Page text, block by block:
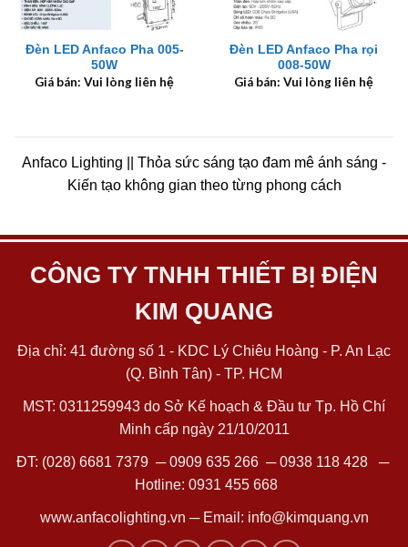
Đèn LED Anfaco Pha 005-
50W
Giá bán: Vui lòng liên hệ
Đèn LED Anfaco Pha rọi
008-50W
Giá bán: Vui lòng liên hệ
Anfaco Lighting || Thỏa sức sáng tạo đam mê ánh sáng -
Kiến tạo không gian theo từng phong cách
CÔNG TY TNHH THIẾT BỊ ĐIỆN
KIM QUANG
Địa chỉ: 41 đường số 1 - KDC Lý Chiêu Hoàng - P. An Lạc
(Q. Bình Tân) - TP. HCM
MST: 0311259943 do Sở Kế hoạch & Đầu tư Tp. Hồ Chí
Minh cấp ngày 21/10/2011
ĐT: (028) 6681 7379 ─0909 635 266─0938 118 428─
Hotline: 0931 455 668
www.anfacolighting.vn ─ Email: info@kimquang.vn